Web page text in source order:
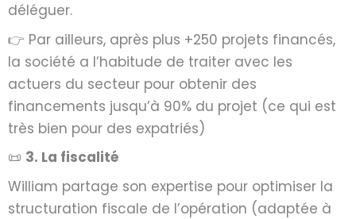
déléguer.
👉 Par ailleurs, après plus +250 projets financés,
la société a l’habitude de traiter avec les
actuers du secteur pour obtenir des
financements jusqu’à 90% du projet (ce qui est
très bien pour des expatriés)
📜 3. La fiscalité
William partage son expertise pour optimiser la
structuration fiscale de l’opération (adaptée à